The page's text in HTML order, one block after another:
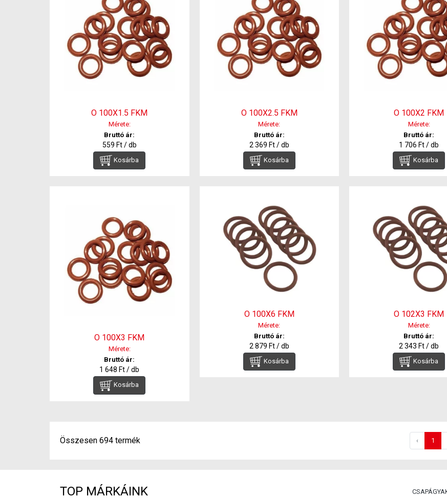
O 100X1.5 FKM
Mérete:
Bruttó ár:
559 Ft / db
Kosárba
O 100X2.5 FKM
Mérete:
Bruttó ár:
2 369 Ft / db
Kosárba
O 100X2 FKM
Mérete:
Bruttó ár:
1 706 Ft / db
Kosárba
O 100X3 FKM
Mérete:
Bruttó ár:
1 648 Ft / db
Kosárba
O 100X6 FKM
Mérete:
Bruttó ár:
2 879 Ft / db
Kosárba
O 102X3 FKM
Mérete:
Bruttó ár:
2 343 Ft / db
Kosárba
Összesen 694 termék ‹ 1
TOP MÁRKÁINK